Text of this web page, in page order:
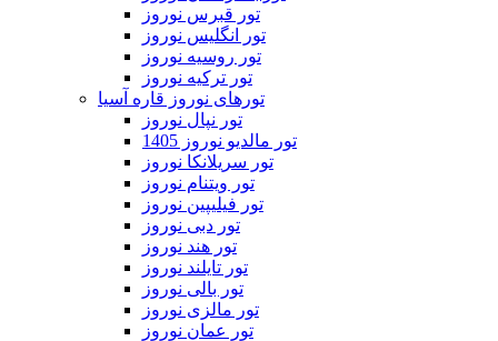
تور قبرس نوروز
تور انگلیس نوروز
تور روسیه نوروز
تور ترکیه نوروز
تورهای نوروز قاره آسیا
تور نپال نوروز
تور مالدیو نوروز 1405
تور سریلانکا نوروز
تور ویتنام نوروز
تور فیلیپین نوروز
تور دبی نوروز
تور هند نوروز
تور تایلند نوروز
تور بالی نوروز
تور مالزی نوروز
تور عمان نوروز